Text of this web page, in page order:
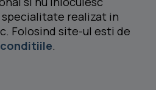
realizat in
Folosind site-ul esti de
.